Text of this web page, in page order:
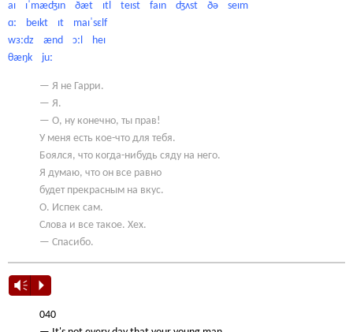
aɪ ɪˈmæʤɪn ðæt ɪtl teɪst faɪn ʤʌst ðə seɪm
ɑː beɪkt ɪt maɪˈsɛlf
wɜːdz ænd ɔːl heɪ
θæŋk juː
— Я не Гарри.
— Я.
— О, ну конечно, ты прав!
У меня есть кое-что для тебя.
Боялся, что когда-нибудь сяду на него.
Я думаю, что он все равно
будет прекрасным на вкус.
О. Испек сам.
Слова и все такое. Хех.
— Спасибо.
Vm P
040